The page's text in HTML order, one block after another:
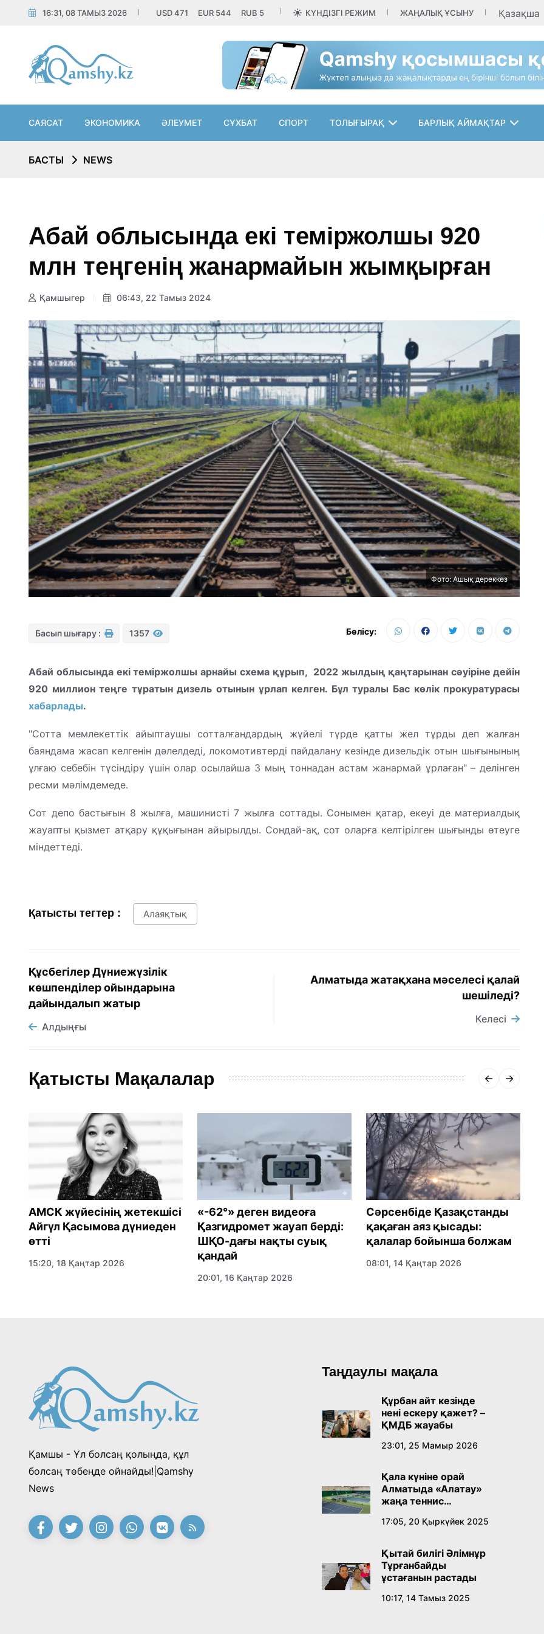
16:31, 08 ТАМЫЗ 2026 USD471 EUR 544 RUB 5 КҮНДІЗГІ РЕЖИМ ЖАҢАЛЫҚ ҰСЫНУ Қазақша
САЯСАТ ЭКОНОМИКА ӘЛЕУМЕТ СҰХБАТ СПОРТ ТОЛЫҒЫРАҚ БАРЛЫҚ АЙМАҚТАР
БАСТЫ NEWS
Абай облысында екі теміржолшы 920
млн теңгенің жанармайын жымқырған
Қамшыгер 06:43, 22 Тамыз 2024
Фото: Ашық дереккөз
Басып шығару : 1357 Бөлісу:
Абай облысында екі теміржолшы арнайы схема құрып, 2022 жылдың қаңтарынан сәуіріне дейін
920 миллион теңге тұратын дизель отынын ұрлап келген. Бұл туралы Бас көлік прокуратурасы
хабарлады.
"Сотта мемлекеттік айыптаушы сотталғандардың жүйелі түрде қатты жел тұрды деп жалған
баяндама жасап келгенін дәлелдеді, локомотивтерді пайдалану кезінде дизельдік отын шығынының
ұлғаю себебін түсіндіру үшін олар осылайша 3 мың тоннадан астам жанармай ұрлаған" – делінген
ресми мәлімдемеде.
Сот депо бастығын 8 жылға, машинисті 7 жылға соттады. Сонымен қатар, екеуі де материалдық
жауапты қызмет атқару құқығынан айырылды. Сондай-ақ, сот оларға келтірілген шығынды өтеуге
міндеттеді.
Қатысты тегтер : Алаяқтық
Құсбегілер Дүниежүзілік
көшпенділер ойындарына
дайындалып жатыр
Алдыңғы
Алматыда жатақхана мәселесі қалай
шешіледі?
Келесі
Қатысты Мақалалар
АМСК жүйесінің жетекшісі
Айгүл Қасымова дүниеден
өтті
15:20, 18 Қаңтар 2026
«-62°» деген видеоға
Қазгидромет жауап берді:
ШҚО-дағы нақты суық
қандай
20:01, 16 Қаңтар 2026
Сәрсенбіде Қазақстанды
қақаған аяз қысады:
қалалар бойынша болжам
08:01, 14 Қаңтар 2026
Қамшы - Ұл болсаң қолыңда, құл
болсаң төбеңде ойнайды!|Qamshy
News
Таңдаулы мақала
Құрбан айт кезінде
нені ескеру қажет? –
ҚМДБ жауабы
23:01, 25 Мамыр 2026
Қала күніне орай
Алматыда «Алатау»
жаңа теннис
17:05, 20 Қыркүйек 2025
Қытай билігі Әлімнұр
Тұрғанбайды
ұстағанын растады
10:17, 14 Тамыз 2025